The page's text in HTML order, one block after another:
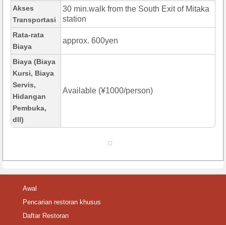
Akses
Transportasi
30 min.walk from the South Exit of Mitaka
station
Rata-rata
Biaya
approx. 600yen
Biaya (Biaya
Kursi, Biaya
Servis,
Hidangan
Pembuka,
dll)
Available (¥1000/person)
Awal
Pencarian restoran khusus
Daftar Restoran